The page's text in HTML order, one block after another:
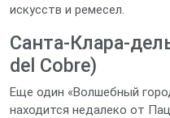
искусств и ремесел.
Санта-Клара-
del Cobre)
Еще один «Волшебный
находится недалеко от